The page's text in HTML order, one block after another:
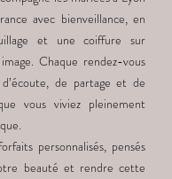
avec bienveillance, en
et une coiffure sur
Chaque rendez-vous
de partage et de
vous viviez pleinement
personnalisés, pensés
beauté et rendre cette